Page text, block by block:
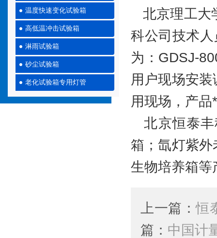
温度快速变化试验箱
高低温冲击试验箱
淋雨试验箱
砂尘试验箱
老化试验箱专用灯管
北京理工大
科公司技术
为：GDSJ-
用户现场安
用现场，产
北京恒泰丰
箱；氙灯紫
生物培养箱等
上一篇：恒
篇： 中国计